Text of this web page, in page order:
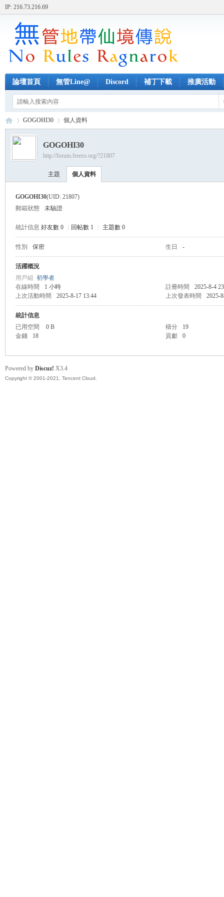
IP: 216.73.216.69
論壇首頁 無管Line@ Discord 補丁下載 推廣活動
›
GOGOHI30 個人資料
GOGOHI30
http://forum.freero.org/?21807
主題 個人資料
GOGOHI30(UID: 21807)
郵箱狀態
未驗證
統計信息 好友數 0 回帖數 1 主題數 0
性別 保密 生日 -
活躍概況
用戶組 初學者
在線時間
1 小時 註冊時間
2025-8-4
上次活動時間
2025-8-17 13:44 上次發表時間 2025-
統計信息
已用空間
0 B 積分
19
金錢
18 貢獻 0
Powered by Discuz! X3.4
Copyright © 2001-2021, Tencent Cloud.